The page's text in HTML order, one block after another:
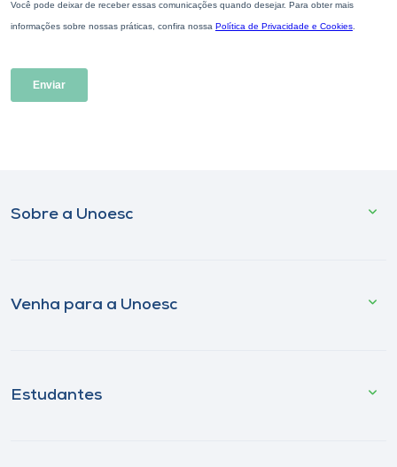
Sobre a Unoesc
Venha para a Unoesc
Estudantes